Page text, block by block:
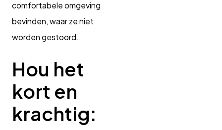
comfortabele omgeving
bevinden, waar ze niet
worden gestoord.
Hou het
kort en
krachtig: